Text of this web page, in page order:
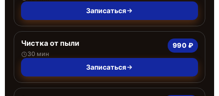
Записаться
Чистка от пыли
30 мин
990 ₽
Записаться